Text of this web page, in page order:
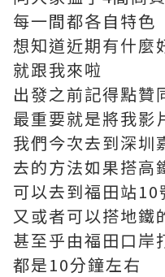
每一間都各自特色
想知道近期有什麼
就跟我來啦
出發之前記得點贊
最重要就是將我影
我們今次去到深圳
去的方法如果搭高
可以去到福田站10
又或者可以搭地鐵
甚至乎由福田口岸
都是10分鐘左右